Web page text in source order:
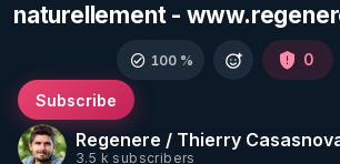
naturellement -
Regenere / Thierry
3.5 k subscribers
Subscribe
100 % 0